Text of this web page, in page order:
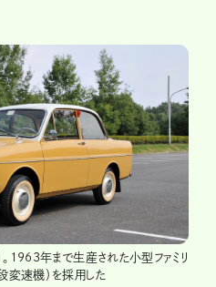
1963年まで生産された小型ファミリ
変速機）を採用した